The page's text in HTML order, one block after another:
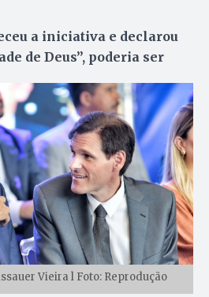
a iniciativa e declarou
de Deus”, poderia ser
Vieira l Foto: Reprodução